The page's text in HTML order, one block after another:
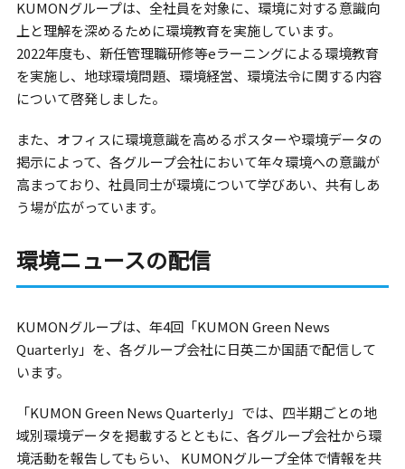
KUMONグループは、全社員を対象に、環境に対する意識向
上と理解を深めるために環境教育を実施しています。
2022年度も、新任管理職研修等eラーニングによる環境教育
を実施し、地球環境問題、環境経営、環境法令に関する内容
について啓発しました。
また、オフィスに環境意識を高めるポスターや環境データの
掲示によって、各グループ会社において年々環境への意識が
高まっており、社員同士が環境について学びあい、共有しあ
う場が広がっています。
環境ニュースの配信
KUMONグループは、年4回「KUMON Green News
Quarterly」を、各グループ会社に日英二か国語で配信して
います。
「KUMON Green News Quarterly」では、四半期ごとの地
域別環境データを掲載するとともに、各グループ会社から環
境活動を報告してもらい、 KUMONグループ全体で情報を共